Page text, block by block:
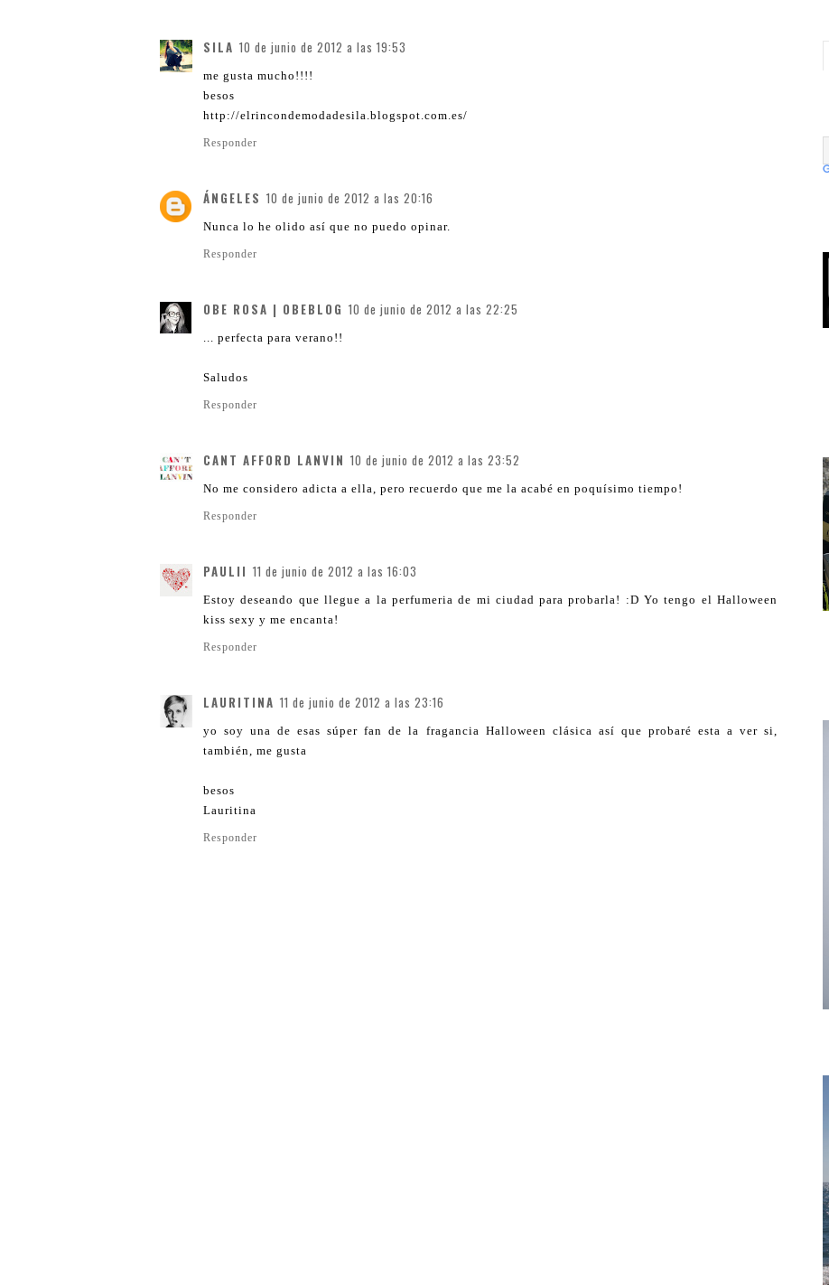
SILA 10 de junio de 2012 a las 19:53
me gusta mucho!!!!
besos
http://elrincondemodadesila.blogspot.com.es/
Responder
ÁNGELES 10 de junio de 2012 a las 20:16
Nunca lo he olido así que no puedo opinar.
Responder
OBE ROSA | OBEBLOG 10 de junio de 2012 a las 22:25
... perfecta para verano!!
Saludos
Responder
CANT AFFORD LANVIN 10 de junio de 2012 a las 23:52
No me considero adicta a ella, pero recuerdo que me la acabé en poquísimo tiempo!
Responder
PAULII 11 de junio de 2012 a las 16:03
Estoy deseando que llegue a la perfumeria de mi ciudad para probarla! :D Yo tengo el Halloween
kiss sexy y me encanta!
Responder
LAURITINA 11 de junio de 2012 a las 23:16
yo soy una de esas súper fan de la fragancia Halloween clásica así que probaré esta a ver si,
también, me gusta
besos
Lauritina
Responder